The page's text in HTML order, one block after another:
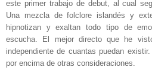
este primer trabajo de debut, al cual
Una mezcla de folclore islandés y
hipnotizan y exaltan todo tipo de
escucha. El mejor directo que he
independiente de cuantas puedan
por encima de otras consideraciones.